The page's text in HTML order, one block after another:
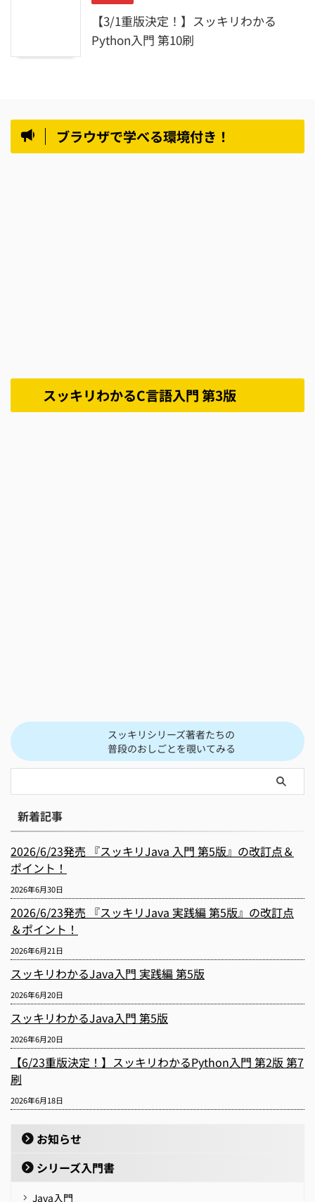
【3/1重版決定！】スッキリわかる
Python入門 第10刷
ブラウザで学べる環境付き！
スッキリわかるC言語入門 第3版
スッキリシリーズ著者たちの
普段のおしごとを覗いてみる
新着記事
2026/6/23発売 『スッキリJava 入門 第5版』の改訂点＆
ポイント！
2026年6月30日
2026/6/23発売 『スッキリJava 実践編 第5版』の改訂点
＆ポイント！
2026年6月21日
スッキリわかるJava入門 実践編 第5版
2026年6月20日
スッキリわかるJava入門 第5版
2026年6月20日
【6/23重版決定！】スッキリわかるPython入門 第2版 第7
刷
2026年6月18日
お知らせ
シリーズ入門書
Java入門